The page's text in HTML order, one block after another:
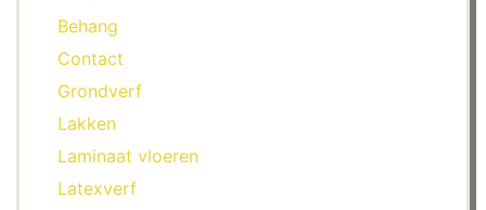
Behang
Contact
Grondverf
Lakken
Laminaat vloeren
Latexverf